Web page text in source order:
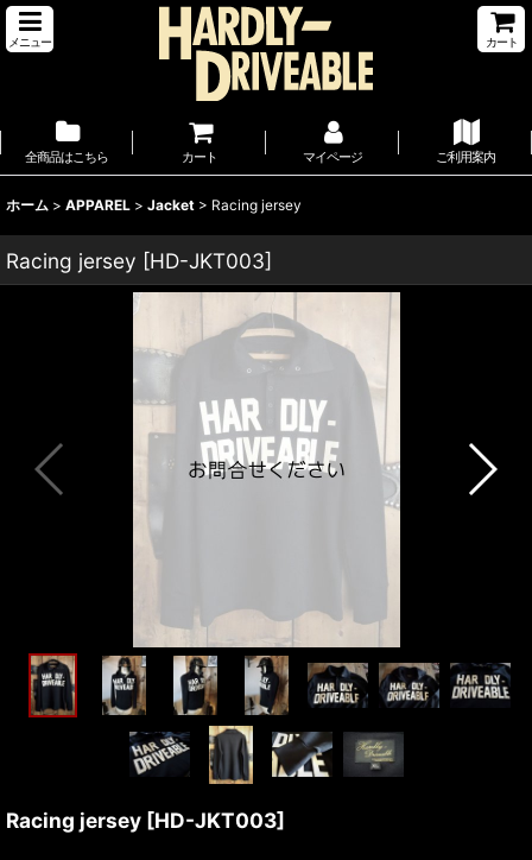
メニュー カート
全商品はこちら カート マイページ ご利用案内
ホーム > APPAREL > Jacket > Racing jersey
Racing jersey [HD-JKT003]
Racing jersey [HD-JKT003]